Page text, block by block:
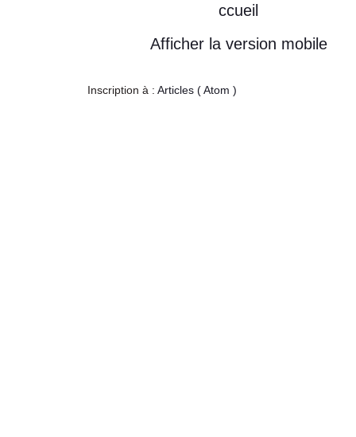
ccueil
Afficher la version mobile
Inscription à : Articles ( Atom )